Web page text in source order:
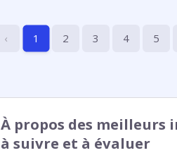
‹ 1 2 3 4 5
À propos des meilleurs
à suivre et à évaluer